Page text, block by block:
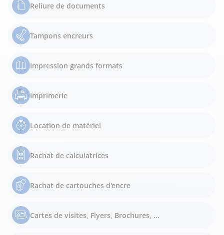
Reliure de documents
Tampons encreurs
Impression grands formats
Imprimerie
Location de matériel
Rachat de calculatrices
Rachat de cartouches d'encre
Cartes de visites, Flyers, Brochures, ...